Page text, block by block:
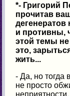
*- Григорий
прочитав
дегенератов
и противны,
этой темы
это,
жить...
- Да, но тогда
не просто